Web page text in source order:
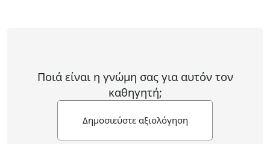
Ποιά είναι η γνώμη σας για αυτόν τον
καθηγητή;
Δημοσιεύστε αξιολόγηση